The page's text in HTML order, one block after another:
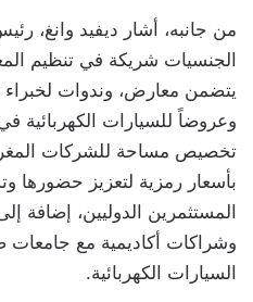
من جانبه، أشار ديفيد وانغ،
الجنسيات شريكة في تنظيم
يتضمن معارض، وندوات لخبراء
وعروضاً للسيارات الكهربائية
تخصيص مساحة للشركات
بأسعار رمزية لتعزيز حضورها
المستثمرين الدوليين، إضافة
وشراكات أكاديمية مع
السيارات الكهربائية.